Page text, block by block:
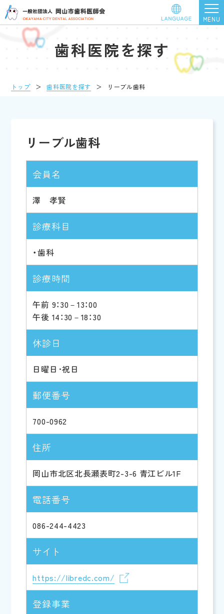
歯科医院を探す
トップ ＞ 歯科医院を探す ＞ リーブル歯科
リーブル歯科
会員名
澤 孝賢
診療科目
・歯科
診療時間
午前 9：30－13：00
午後 14：30－18：30
休診日
日曜日･祝日
郵便番号
700-0962
住所
岡山市北区北長瀬表町2-3-6 青江ビル1F
電話番号
086-244-4423
サイト
https://libredc.com/
登録事業